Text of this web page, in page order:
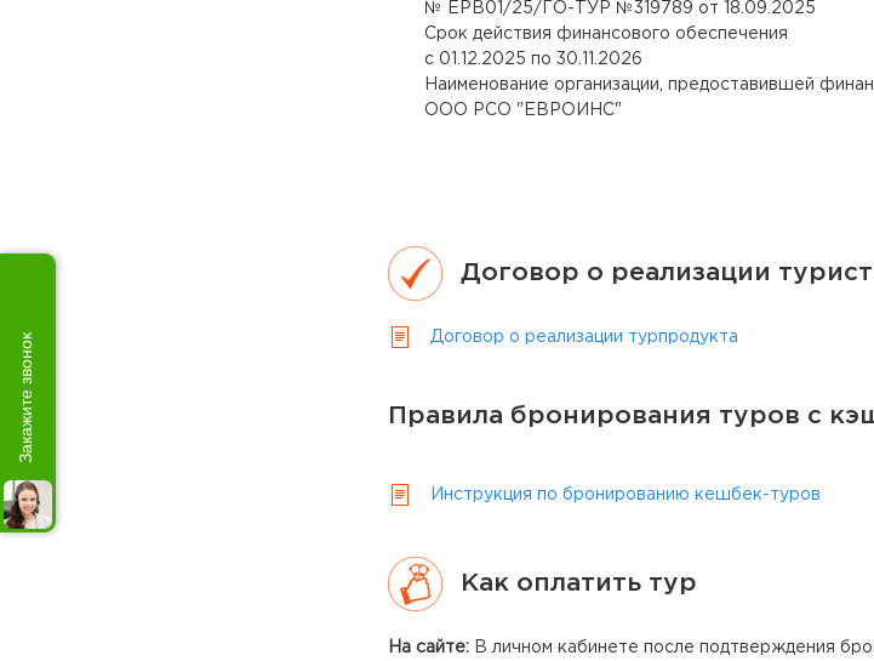
№ ЕРВ01/25/ГО-ТУР №319789 от 18.09.2025
Срок действия финансового обеспечения
с 01.12.2025 по 30.11.2026
Наименование организации, предоставившей
ООО РСО "ЕВРОИНС"
Договор о реализации
Договор о реализации турпродукта
Правила бронирования туров с
Инструкция по бронированию кешбек-туров
Как оплатить тур
На сайте: В личном кабинете после подтверждения
Закажите звонок